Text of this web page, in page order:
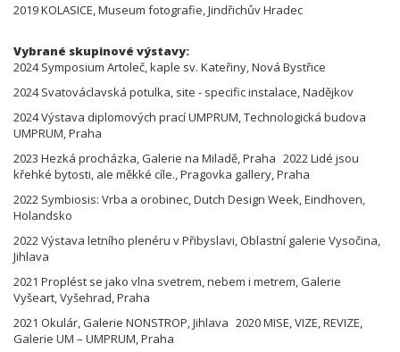
2019 KOLASICE, Museum fotografie, Jindřichův Hradec
Vybrané skupinové výstavy:
2024 Symposium Artoleč, kaple sv. Kateřiny, Nová Bystřice
2024 Svatováclavská potulka, site - specific instalace, Nadějkov
2024 Výstava diplomových prací UMPRUM, Technologická budova
UMPRUM, Praha
2023 Hezká procházka, Galerie na Miladě, Praha 2022 Lidé jsou
křehké bytosti, ale měkké cíle., Pragovka gallery, Praha
2022 Symbiosis: Vrba a orobinec, Dutch Design Week, Eindhoven,
Holandsko
2022 Výstava letního plenéru v Přibyslavi, Oblastní galerie Vysočina,
Jihlava
2021 Proplést se jako vlna svetrem, nebem i metrem, Galerie
Vyšeart, Vyšehrad, Praha
2021 Okulár, Galerie NONSTROP, Jihlava 2020 MISE, VIZE, REVIZE,
Galerie UM – UMPRUM, Praha